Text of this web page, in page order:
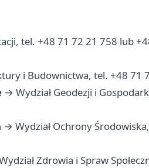
tel. +48 71 72 21 758 lub
i Budownictwa, tel. +48 71
→ Wydział Geodezji i
→ Wydział Ochrony
Zdrowia i Spraw